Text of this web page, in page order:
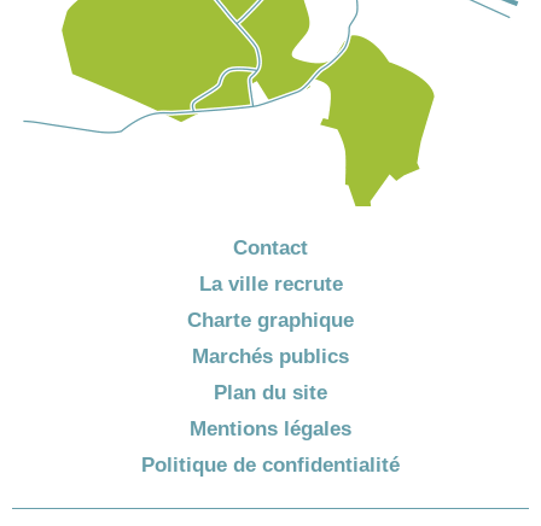
Contact
La ville recrute
Charte graphique
Marchés publics
Plan du site
Mentions légales
Politique de confidentialité